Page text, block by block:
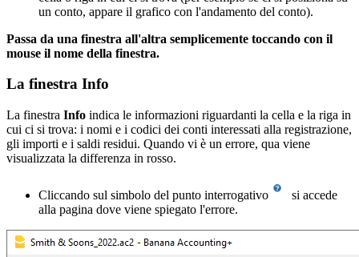
un conto, appare il grafico con l'andamento del conto).
Passa da una finestra all'altra semplicemente toccando con il
mouse il nome della finestra.
La finestra Info
La finestra Info indica le informazioni riguardanti la cella e la riga in
cui ci si trova: i nomi e i codici dei conti interessati alla registrazione,
gli importi e i saldi residui. Quando vi è un errore, qua viene
visualizzata la differenza in rosso.
Cliccando sul simbolo del punto interrogativo
si accede
alla pagina dove viene spiegato l'errore.